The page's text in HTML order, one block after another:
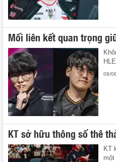
Mối liên kết quan trọng
08/
KT sở hữu thông số thê
KT
một